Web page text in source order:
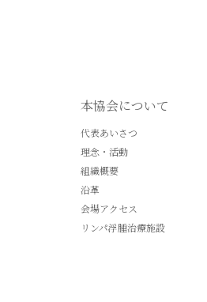
本協会について
代表あいさつ
理念・活動
組織概要
沿革
会場アクセス
リンパ浮腫治療施設